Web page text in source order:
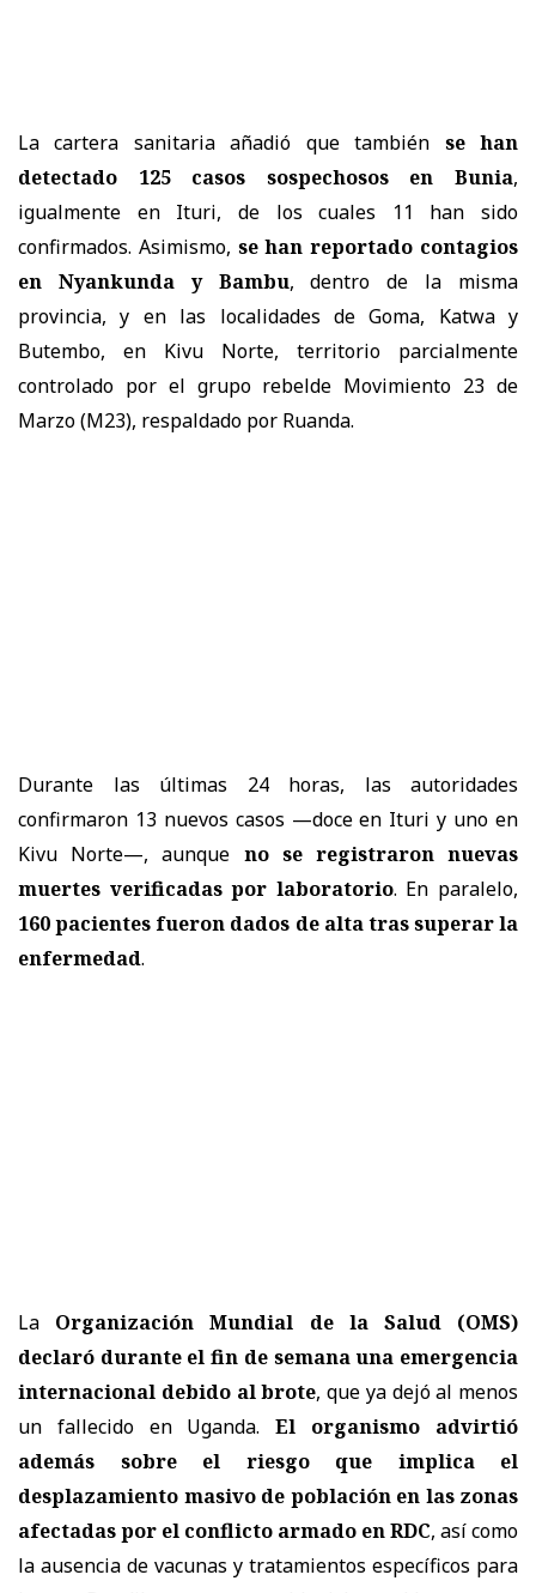
La cartera sanitaria añadió que también se han
detectado 125 casos sospechosos en Bunia,
igualmente en Ituri, de los cuales 11 han sido
confirmados. Asimismo, se han reportado contagios
en Nyankunda y Bambu, dentro de la misma
provincia, y en las localidades de Goma, Katwa y
Butembo, en Kivu Norte, territorio parcialmente
controlado por el grupo rebelde Movimiento 23 de
Marzo (M23), respaldado por Ruanda.
Durante las últimas 24 horas, las autoridades
confirmaron 13 nuevos casos —doce en Ituri y uno en
Kivu Norte—, aunque no se registraron nuevas
muertes verificadas por laboratorio. En paralelo,
160 pacientes fueron dados de alta tras superar la
enfermedad.
La Organización Mundial de la Salud (OMS)
declaró durante el fin de semana una emergencia
internacional debido al brote, que ya dejó al menos
un fallecido en Uganda.El organismo advirtió
además sobre el riesgo que implica el
desplazamiento masivo de población en las zonas
afectadas por el conflicto armado en RDC, así como
la ausencia de vacunas y tratamientos específicos para